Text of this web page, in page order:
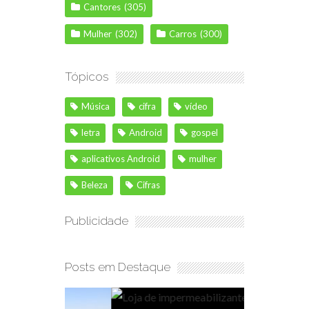
Cantores (305)
Mulher (302) Carros (300)
Tópicos
Música cifra vídeo
letra Android gospel
aplicativos Android mulher
Beleza Cifras
Publicidade
Posts em Destaque